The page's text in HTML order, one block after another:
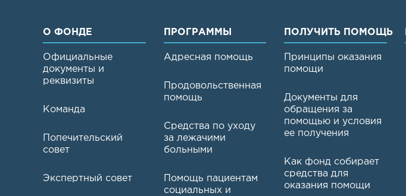
О ФОНДЕ
Официальные
документы и
реквизиты
Команда
Попечительский
совет
Экспертный совет
ПРОГРАММЫ
Адресная помощь
Продовольственная
помощь
Средства по уходу
за лежачими
больными
Помощь пациентам
социальных и
ПОЛУЧИТЬ ПОМОЩЬ
Принципы оказания
помощи
Документы для
обращения за
помощью и условия
ее получения
Как фонд собирает
средства для
оказания помощи